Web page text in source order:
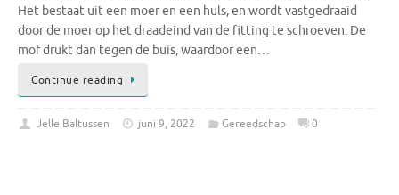
Het bestaat uit een moer en een huls, en wordt vastgedraaid
door de moer op het draadeind van de fitting te schroeven. De
mof drukt dan tegen de buis, waardoor een…
Continue reading
Jelle Baltussen juni 9, 2022 Gereedschap 0